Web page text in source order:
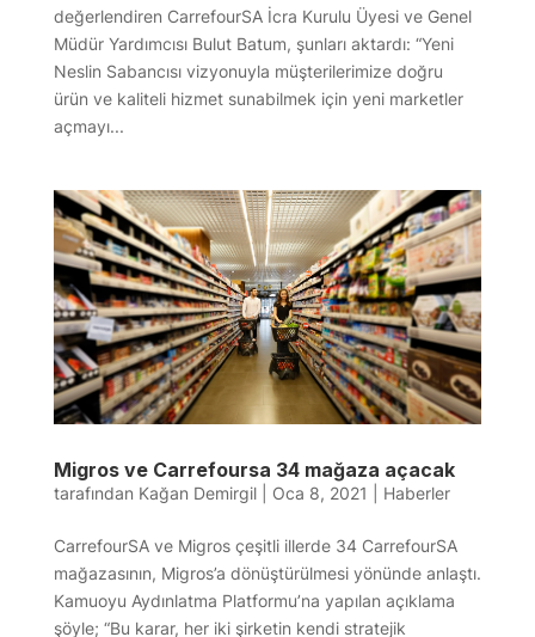
değerlendiren CarrefourSA İcra Kurulu Üyesi ve Genel
Müdür Yardımcısı Bulut Batum, şunları aktardı: “Yeni
Neslin Sabancısı vizyonuyla müşterilerimize doğru
ürün ve kaliteli hizmet sunabilmek için yeni marketler
açmayı...
Migros ve Carrefoursa 34 mağaza açacak
tarafından Kağan Demirgil| Oca 8, 2021 Haberler
CarrefourSA ve Migros çeşitli illerde 34 CarrefourSA
mağazasının, Migros’a dönüştürülmesi yönünde anlaştı.
Kamuoyu Aydınlatma Platformu’na yapılan açıklama
şöyle; “Bu karar, her iki şirketin kendi stratejik